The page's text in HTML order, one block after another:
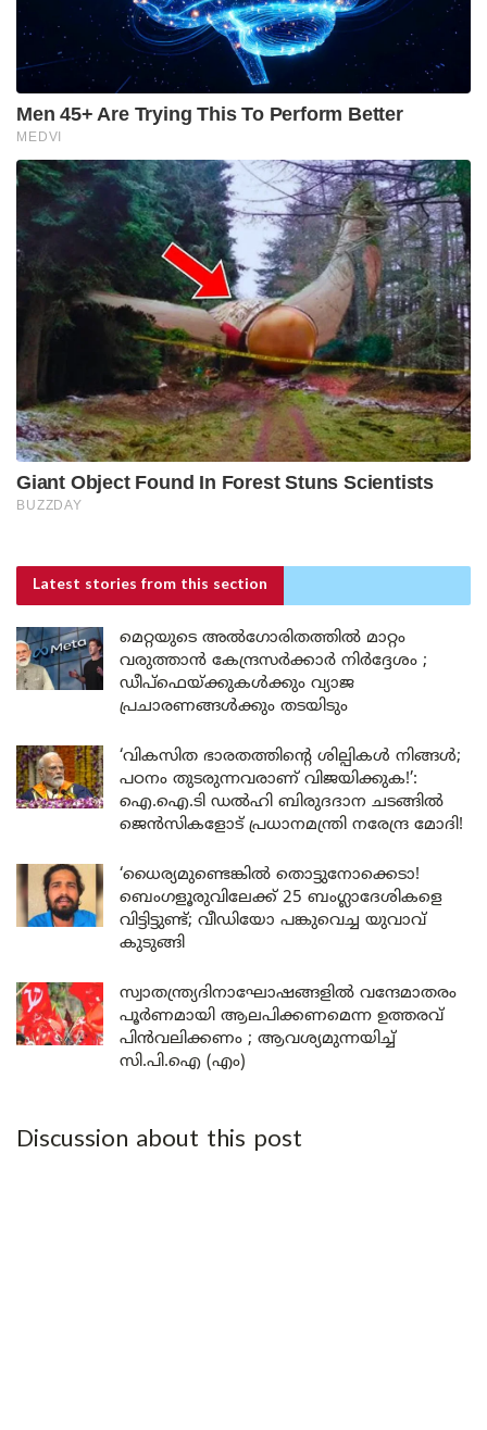
Latest stories from this section
മെറ്റയുടെ അൽഗോരിതത്തിൽ മാറ്റം
വരുത്താൻ കേന്ദ്രസർക്കാർ നിർദ്ദേശം ;
ഡീപ്‌ഫെയ്ക്കുകൾക്കും വ്യാജ
പ്രചാരണങ്ങൾക്കും തടയിടും
‘വികസിത ഭാരതത്തിന്റെ ശില്പികൾ നിങ്ങൾ;
പഠനം തുടരുന്നവരാണ് വിജയിക്കുക!’:
ഐ.ഐ.ടി ഡൽഹി ബിരുദദാന ചടങ്ങിൽ
ജെൻസികളോട് പ്രധാനമന്ത്രി നരേന്ദ്ര മോദി!
‘ധൈര്യമുണ്ടെങ്കിൽ തൊട്ടുനോക്കെടാ!
ബെംഗളൂരുവിലേക്ക് 25 ബംഗ്ലാദേശികളെ
വിട്ടിട്ടുണ്ട്; വീഡിയോ പങ്കുവെച്ച യുവാവ്
കുടുങ്ങി
സ്വാതന്ത്ര്യദിനാഘോഷങ്ങളിൽ വന്ദേമാതരം
പൂർണമായി ആലപിക്കണമെന്ന ഉത്തരവ്
പിൻവലിക്കണം ; ആവശ്യമുന്നയിച്ച്
സി.പി.ഐ (എം)
Discussion about this post